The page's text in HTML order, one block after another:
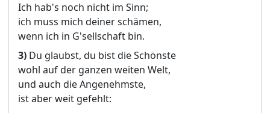
Ich hab's noch nicht im Sinn;
ich muss mich deiner schämen,
wenn ich in G'sellschaft bin.
3) Du glaubst, du bist die Schönste
wohl auf der ganzen weiten Welt,
und auch die Angenehmste,
ist aber weit gefehlt: